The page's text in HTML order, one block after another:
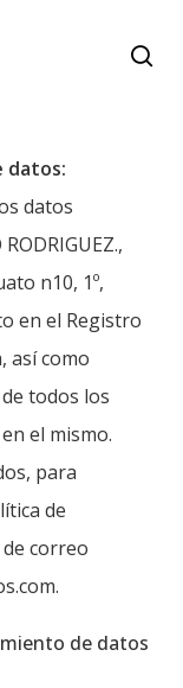
datos:
datos
n10, 1º,
en el Registro
así como
todos los
el mismo.
para
de
correo
de datos